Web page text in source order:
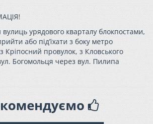
урядового кварталу блокпостами,
або під’їхати з боку метро
Кріпосний провулок, з Кловського
Богомольця через вул. Пилипа